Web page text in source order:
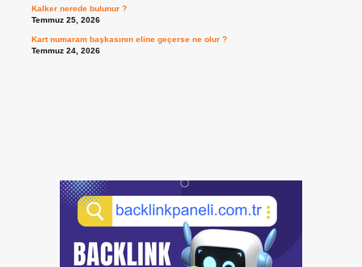
Kalker nerede bulunur ?
Temmuz 25, 2026
Kart numaram başkasının eline geçerse ne olur ?
Temmuz 24, 2026